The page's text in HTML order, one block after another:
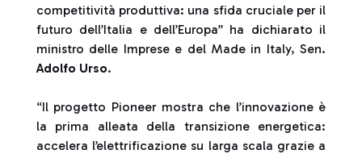
competitività produttiva: una sfida cruciale per il
futuro dell’Italia e dell’Europa” ha dichiarato il
ministro delle Imprese e del Made in Italy, Sen.
Adolfo Urso.
“Il progetto Pioneer mostra che l’innovazione è
la prima alleata della transizione energetica:
accelera l’elettrificazione su larga scala grazie a